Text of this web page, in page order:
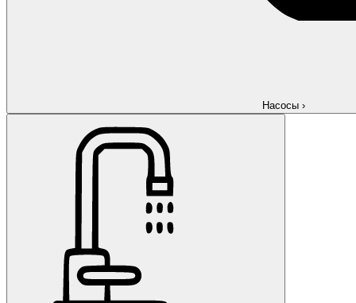
Насосы ›